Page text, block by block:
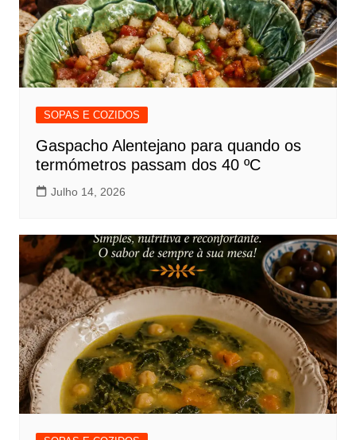
SOPAS E COZIDOS
Gaspacho Alentejano para quando os
termómetros passam dos 40 ºC
Julho 14, 2026